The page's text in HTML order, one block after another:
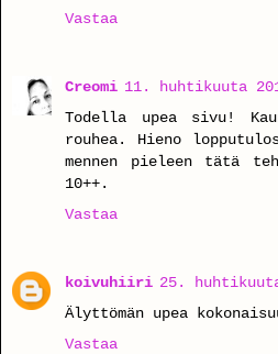
Vastaa
Creomi 11. huhtikuuta
Todella upea sivu!
rouhea. Hieno
mennen pieleen tätä
10++.
Vastaa
koivuhiiri 25.
Älyttömän upea
Vastaa